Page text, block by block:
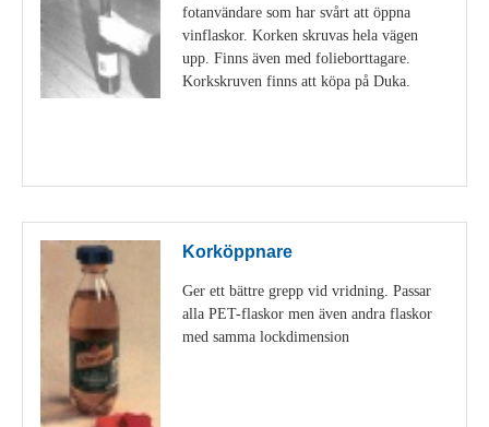
fotanvändare som har svårt att öppna
vinflaskor. Korken skruvas hela vägen
upp. Finns även med folieborttagare.
Korkskruven finns att köpa på Duka.
Korköppnare
Ger ett bättre grepp vid vridning. Passar
alla PET-flaskor men även andra flaskor
med samma lockdimension